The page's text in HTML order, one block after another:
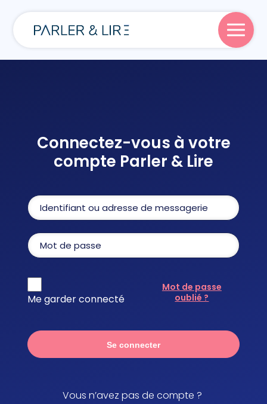
Écrire
Blog
À propos
Connectez-vous à votre
compte Parler & Lire
Me garder connecté
Mot de passe
oublié ?
Se connecter
Vous n’avez pas de compte ?